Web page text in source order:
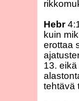
Hebr
kuin
erottaa
13.
tehtävä